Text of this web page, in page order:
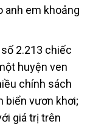
anh em khoảng
2.213 chiếc
huyện ven
chính sách
biển vươn khơi;
giá trị trên